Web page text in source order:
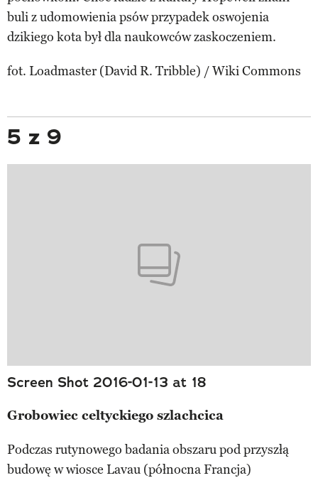
buli z udomowienia psów przypadek oswojenia
dzikiego kota był dla naukowców zaskoczeniem.
fot. Loadmaster (David R. Tribble) / Wiki Commons
5 z 9
Screen Shot 2016-01-13 at 18
Grobowiec celtyckiego szlachcica
Podczas rutynowego badania obszaru pod przyszłą
budowę w wiosce Lavau (północna Francja)